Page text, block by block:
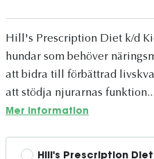
Hill's Prescription Diet k/d
hundar som behöver
att bidra till förbättrad
att stödja njurarnas funktion...
Mer information
Hill's Prescription